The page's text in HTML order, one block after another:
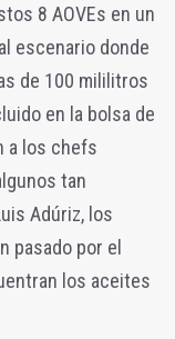
8 AOVEs en un
escenario donde
de 100 mililitros
en la bolsa de
a los chefs
tan
Adúriz, los
pasado por el
los aceites